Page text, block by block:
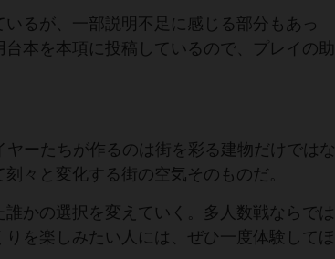
るが、一部説明不足に感じる部分もあっ
本を本項に投稿しているので、プレイの助
ーたちが作るのは街を彩る建物だけではな
々と変化する街の空気そのものだ。
かの選択を変えていく。多人数戦ならでは
を楽しみたい人には、ぜひ一度体験してほ